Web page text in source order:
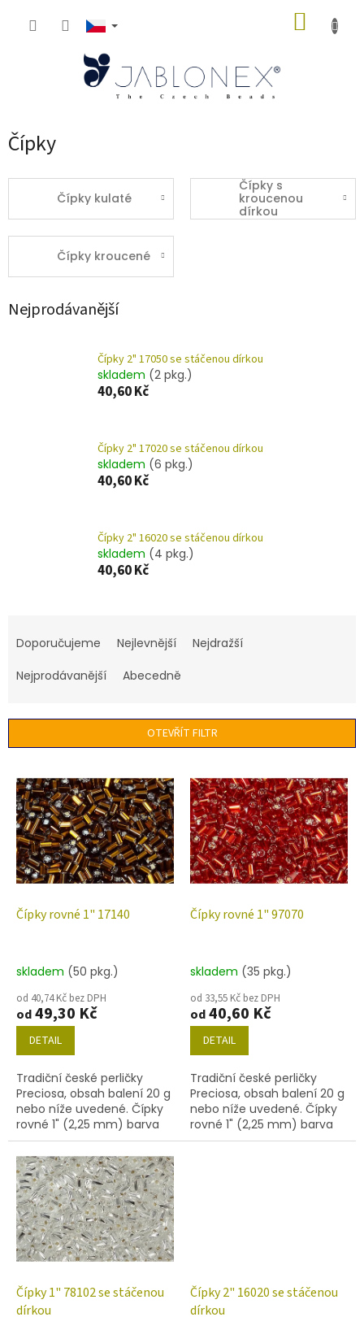
Čípky
Čípky kulaté
Čípky s
kroucenou
dírkou
Čípky kroucené
Nejprodávanější
Čípky 2" 17050 se stáčenou dírkou
skladem (2 pkg.)
40,60 Kč
Čípky 2" 17020 se stáčenou dírkou
skladem (6 pkg.)
40,60 Kč
Čípky 2" 16020 se stáčenou dírkou
skladem (4 pkg.)
40,60 Kč
í
r
Doporučujeme Nejlevnější
Nejdražší
Nejprodávanější
Abecedně
OTEVŘÍT FILTR
p
p
Čípky rovné 1" 17140
skladem (50 pkg.)
od 40,74 Kč bez DPH
od49,30 Kč
DETAIL
Tradiční české perličky
Preciosa, obsah balení 20 g
nebo níže uvedené. Čípky
rovné 1" (2,25 mm) barva
17140
Čípky rovné 1" 97070
skladem (35 pkg.)
od 33,55 Kč bez DPH
od40,60 Kč
DETAIL
Tradiční české perličky
Preciosa, obsah balení 20 g
nebo níže uvedené. Čípky
rovné 1" (2,25 mm) barva
97070
Čípky 1" 78102 se stáčenou
dírkou
Čípky 2" 16020 se stáčenou
dírkou